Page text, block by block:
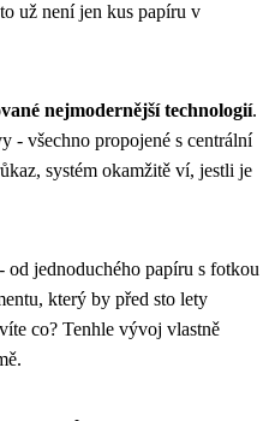
už není jen kus papíru v
nejmodernější technologií.
- všechno propojené s centrální
systém okamžitě ví, jestli je
od jednoduchého papíru s fotkou
který by před sto lety
co? Tenhle vývoj vlastně